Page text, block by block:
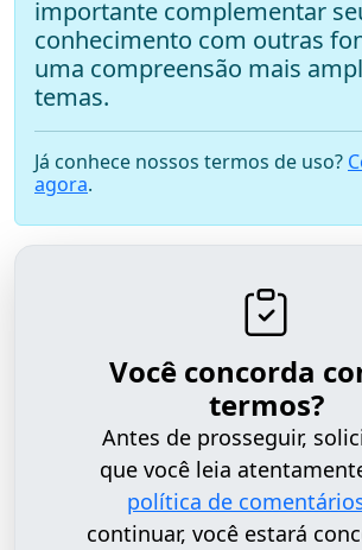
importante complementar
conhecimento com outras
uma compreensão mais
temas.
Já conhece nossos termos de uso?
agora.
Você concorda
termos?
Antes de prosseguir,
que você leia
política de
continuar, você estará